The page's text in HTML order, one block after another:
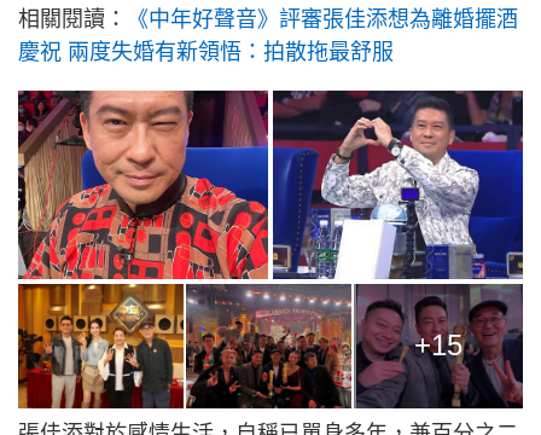
相關閱讀：
《中年好聲音》評審張佳添想為離婚擺酒
慶祝 兩度失婚有新領悟：拍散拖最舒服
+15